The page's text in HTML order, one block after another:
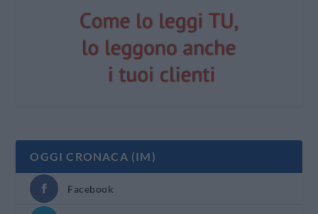
OGGI CRONACA (IM)
Facebook